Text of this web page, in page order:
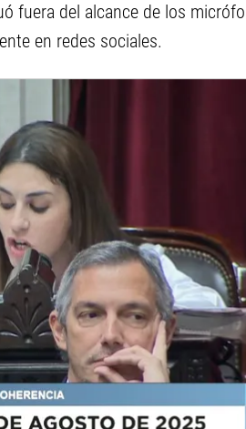
fuera del alcance de los
en redes sociales.